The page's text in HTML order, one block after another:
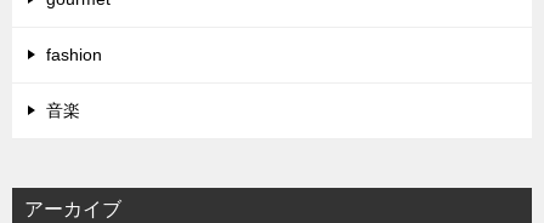
fashion
音楽
アーカイブ